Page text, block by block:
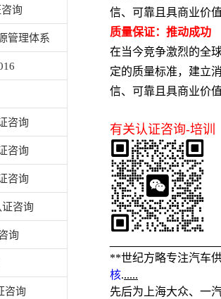
询
管理体系
咨询
咨询
咨询
证咨询
询
咨询
信、可靠且具商业价
质量保证：推动成功
在当今竞争激烈的全
定的质量标准，建立
信、可靠且具商业价
有关认证咨询-培训
**世纪方略专注汽车
核......
先后为上海大众、一